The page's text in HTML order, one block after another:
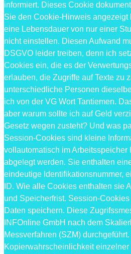
informiert. Dieses Cookie
Sie den Cookie-Hinweis angezeigt
eine Lebensdauer von nur einer
nicht einstellen. Diesen Aufwand
DSGVO leider treiben, denn ich
Cookies ein, die es der
erlauben, die Zugriffe auf Texte zu
unterschiedliche Personen
ich von der VG Wort Tantiemen.
aber warum sollte ich auf Geld
Gesetz wegen zusteht? Und was
Session-Cookies sind kleine
vollautomatisch im Arbeitsspeicher
abgelegt werden. Sie enthalten
eindeutige Identifikationsnummer,
ID. Wie alle Cookies enthalten sie
und Speicherfrist. Session-
Daten speichern. Diese
INFOnline GmbH nach dem
Messverfahren (SZM)
Kopierwahrscheinlichkeit einzelner